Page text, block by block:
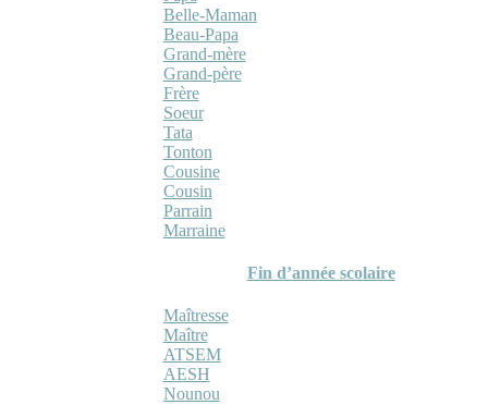
Belle-Maman
Beau-Papa
Grand-mère
Grand-père
Frère
Soeur
Tata
Tonton
Cousine
Cousin
Parrain
Marraine
Fin d’année scolaire
Maîtresse
Maître
ATSEM
AESH
Nounou